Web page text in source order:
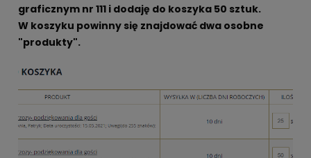
graficznym nr 111 i dodaję do koszyka 50 sztuk.
W koszyku powinny się znajdować dwa osobne
"produkty".